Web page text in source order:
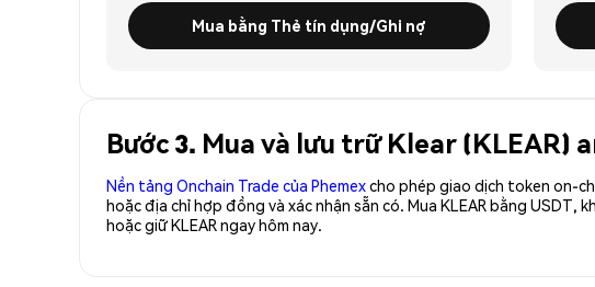
Mua bằng Thẻ tín dụng/Ghi nợ
Bước 3. Mua và lưu trữ Klear (KLEAR)
Nền tảng Onchain Trade của Phemexcho phép giao dịch token on-
hoặc địa chỉ hợp đồng và xác nhận sẵn có. Mua KLEAR bằng
hoặc giữ KLEAR ngay hôm nay.